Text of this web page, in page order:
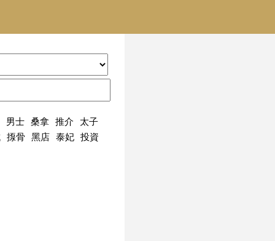
男士 桑拿 推介 太子
揼骨 黑店 泰妃 投資